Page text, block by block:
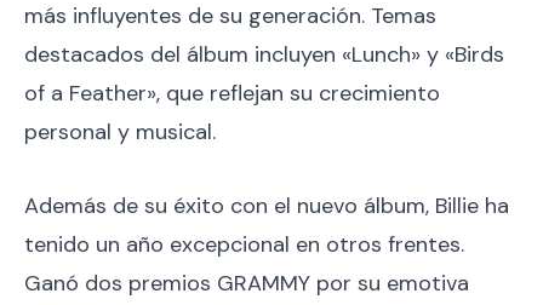
más influyentes de su generación. Temas
destacados del álbum incluyen «Lunch» y «Birds
of a Feather», que reflejan su crecimiento
personal y musical.
Además de su éxito con el nuevo álbum, Billie ha
tenido un año excepcional en otros frentes.
Ganó dos premios GRAMMY por su emotiva